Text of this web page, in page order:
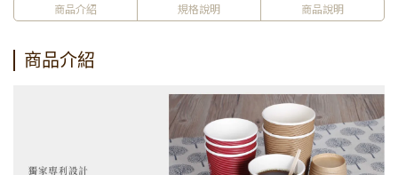
商品介紹 規格說明 商品說明
商品介紹